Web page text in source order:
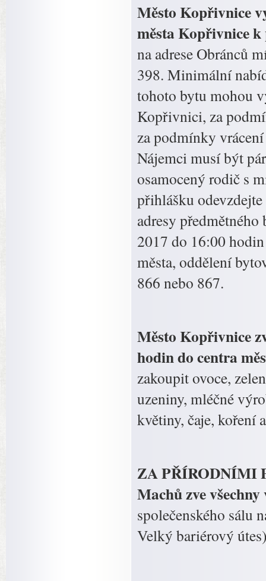
Město Kopřivnice
města Kopřivnice
na adrese Obránců
398. Minimální
tohoto bytu mohou
Kopřivnici, za
za podmínky
Nájemci musí být
osamocený rodič s
přihlášku odevzdejte
adresy
2017 do 16:00
města, oddělení
866 nebo 867.
Město Kopřivnice
hodin do centra
zakoupit ovoce,
uzeniny, mléčné
květiny, čaje, koření
ZA PŘÍRODNÍMI
Machů zve
společenského sálu
Velký bariérový